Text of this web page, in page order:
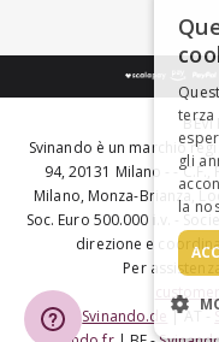
BEVI
Svinando è un marchio
94, 20131 Milano - - C.F.,
Milano, Monza-Brianza,
Soc. Euro 500.000 i.v. -
direzione e
Per
DE -Svinando.de | AT -
terza
gli
la